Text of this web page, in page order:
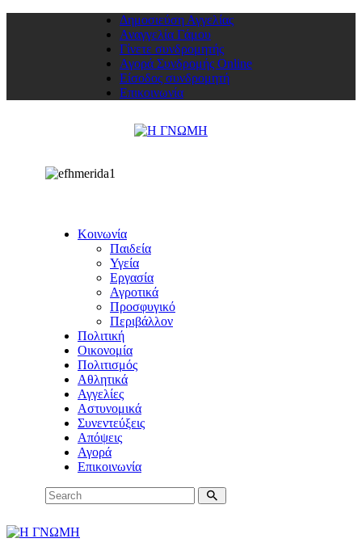
Δημοσιεύση Αγγελίας
Αναγγελία Γάμου
Γίνετε συνδρομητής
Αγορά Συνδρομής Online
Είσοδος συνδρομητή
Επικοινωνία
Κοινωνία
Παιδεία
Υγεία
Εργασία
Αγροτικά
Προσφυγικό
Περιβάλλον
Πολιτική
Οικονομία
Πολιτισμός
Αθλητικά
Αγγελίες
Αστυνομικά
Συνεντεύξεις
Απόψεις
Αγορά
Επικοινωνία